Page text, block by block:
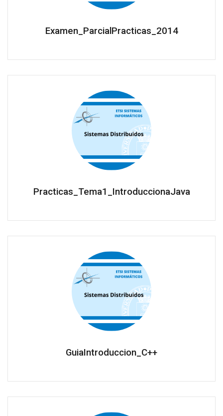
Examen_ParcialPracticas_2014
Practicas_Tema1_IntroduccionaJava
GuiaIntroduccion_C++